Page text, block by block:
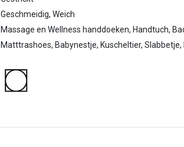
Geschmeidig, Weich
Massage en Wellness handdoeken, Handtuch,
Matttrashoes, Babynestje, Kuscheltier, Slabbetje,